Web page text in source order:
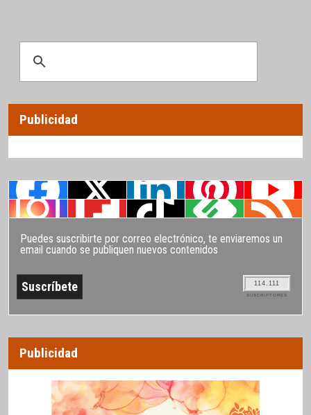
Publicidad
Puedes suscribirte por correo electrónico, te enviaremos un
email cuando se publiquen nuevos contenidos
114.111
SUSCRIPTORES
Publicidad